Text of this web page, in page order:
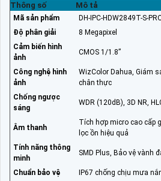
Thông số Mô tả
Mã sản phẩm
DH-IPC-HDW2849T-S-
Độ phân giải
8 Megapixel
Cảm biến hình
ảnh
CMOS 1/1.8”
Công nghệ hình
ảnh
WizColor Dahua, Giám
chân thực
Chống ngược
sáng
WDR (120dB), 3D NR,
Âm thanh
Tích hợp micro cao cấp
lọc ồn hiệu quả
Tính năng thông
minh
SMD Plus, Bảo vệ vành
Chuẩn bảo vệ
IP67 chống chịu mưa